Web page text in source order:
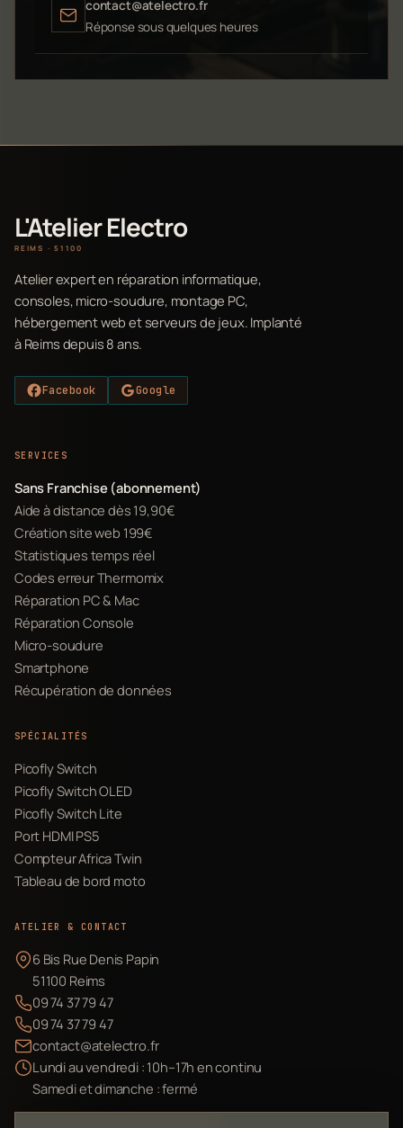
contact@atelectro.fr
Réponse sous quelques heures
L'Atelier Electro
REIMS · 51100
Atelier expert en réparation informatique,
consoles, micro-soudure, montage PC,
hébergement web et serveurs de jeux. Implanté
à Reims depuis 8 ans.
Facebook Google
SERVICES
Sans Franchise (abonnement)
Aide à distance dès 19,90€
Création site web 199€
Statistiques temps réel
Codes erreur Thermomix
Réparation PC & Mac
Réparation Console
Micro-soudure
Smartphone
Récupération de données
SPÉCIALITÉS
Picofly Switch
Picofly Switch OLED
Picofly Switch Lite
Port HDMI PS5
Compteur Africa Twin
Tableau de bord moto
ATELIER & CONTACT
6 Bis Rue Denis Papin
51100 Reims
09 74 37 79 47
09 74 37 79 47
contact@atelectro.fr
Lundi au vendredi : 10h–17h en continu
Samedi et dimanche : fermé